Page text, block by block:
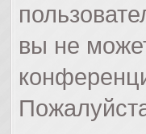
вы не